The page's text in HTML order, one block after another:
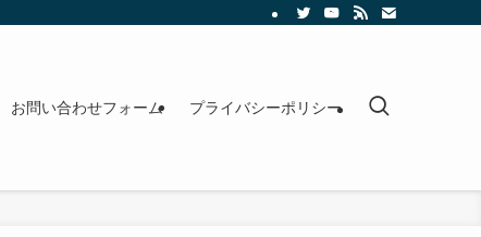
お問い合わせフォーム プライバシーポリシー